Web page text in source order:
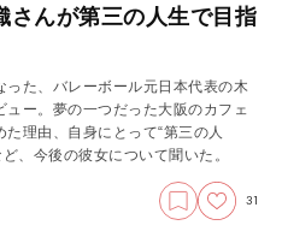
さんが第三の人生で目指
た、バレーボール元日本代表の木
ー。夢の一つだった大阪のカフェ
理由、自身にとって“第三の人
、今後の彼女について聞いた。
31